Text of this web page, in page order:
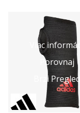
Viac informácií
Porovnaj
Brzi Pregled